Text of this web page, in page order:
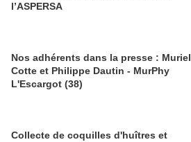
l’ASPERSA
Nos adhérents dans la presse : Muriel
Cotte et Philippe Dautin - MurPhy
L'Escargot (38)
Collecte de coquilles d'huîtres et